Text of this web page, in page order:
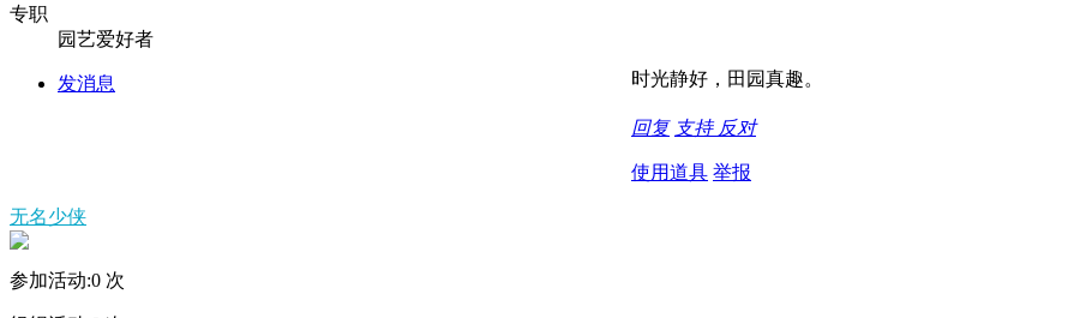
专职
园艺爱好者
发消息 时光静好，田园真趣。
回复 支持 反对
使用道具 举报
无名少侠
参加活动:0 次